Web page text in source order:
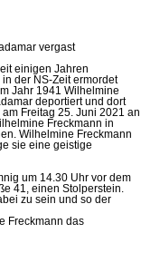
vergast
einigen Jahren
der NS-Zeit ermordet
Jahr 1941 Wilhelmine
deportiert und dort
Freitag 25. Juni 2021 an
Freckmann in
Wilhelmine Freckmann
sie eine geistige
um 14.30 Uhr vor dem
41, einen Stolperstein.
zu sein und so der
Freckmann das